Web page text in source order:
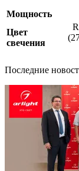
Мощность
Цвет
свечения
Последние